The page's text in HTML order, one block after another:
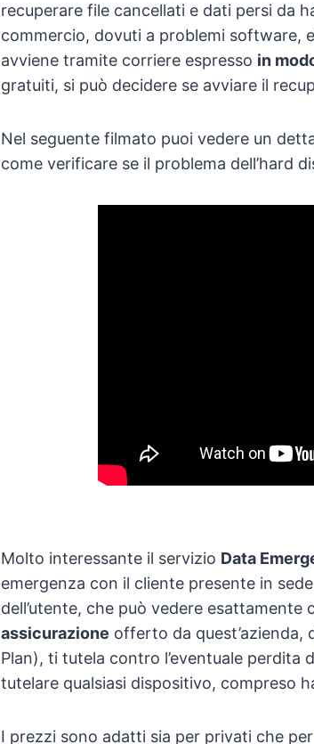
recuperare file cancellati e dati persi da
commercio, dovuti a problemi software,
avviene tramite corriere espresso in
gratuiti, si può decidere se avviare il
Nel seguente filmato puoi vedere un
come verificare se il problema dell’hard
Molto interessante il servizio Data
emergenza con il cliente presente in
dell’utente, che può vedere
assicurazione offerto da quest’azienda,
Plan), ti tutela contro l’eventuale perdita
tutelare qualsiasi dispositivo, compreso
I prezzi sono adatti sia per privati che